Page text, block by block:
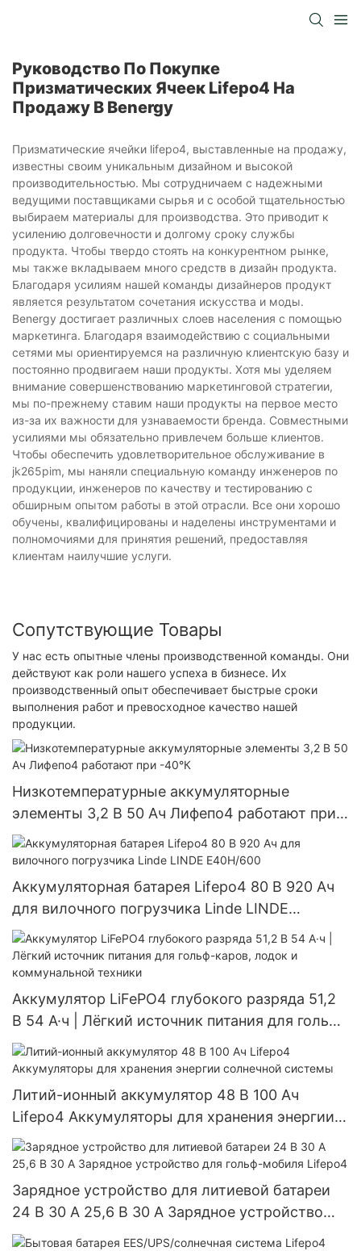
Руководство По Покупке
Призматических Ячеек Lifepo4 На
Продажу В Benergy
Призматические ячейки lifepo4, выставленные на продажу,
известны своим уникальным дизайном и высокой
производительностью. Мы сотрудничаем с надежными
ведущими поставщиками сырья и с особой тщательностью
выбираем материалы для производства. Это приводит к
усилению долговечности и долгому сроку службы
продукта. Чтобы твердо стоять на конкурентном рынке,
мы также вкладываем много средств в дизайн продукта.
Благодаря усилиям нашей команды дизайнеров продукт
является результатом сочетания искусства и моды.
Benergy достигает различных слоев населения с помощью
маркетинга. Благодаря взаимодействию с социальными
сетями мы ориентируемся на различную клиентскую базу и
постоянно продвигаем наши продукты. Хотя мы уделяем
внимание совершенствованию маркетинговой стратегии,
мы по-прежнему ставим наши продукты на первое место
из-за их важности для узнаваемости бренда. Совместными
усилиями мы обязательно привлечем больше клиентов.
Чтобы обеспечить удовлетворительное обслуживание в
jk265pim, мы наняли специальную команду инженеров по
продукции, инженеров по качеству и тестированию с
обширным опытом работы в этой отрасли. Все они хорошо
обучены, квалифицированы и наделены инструментами и
полномочиями для принятия решений, предоставляя
клиентам наилучшие услуги.
Сопутствующие Товары
У нас есть опытные члены производственной команды. Они
действуют как роли нашего успеха в бизнесе. Их
производственный опыт обеспечивает быстрые сроки
выполнения работ и превосходное качество нашей
продукции.
Низкотемпературные аккумуляторные
элементы 3,2 В 50 Ач Лифепо4 работают при
-40°К
Аккумуляторная батарея Lifepo4 80 В 920 Ач
для вилочного погрузчика Linde LINDE
E40H/600
Аккумулятор LiFePO4 глубокого разряда 51,2
В 54 А·ч | Лёгкий источник питания для гольф-
каров, лодок и коммунальной техники
Литий-ионный аккумулятор 48 В 100 Ач
Lifepo4 Аккумуляторы для хранения энергии
солнечной системы
Зарядное устройство для литиевой батареи
24 В 30 А 25,6 В 30 А Зарядное устройство
для гольф-мобиля Lifepo4